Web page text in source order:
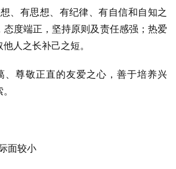
想、有思想、有纪律、有自信和自知之
态度端正，坚持原则及责任感强；热爱
人之长补己之短。
、尊敬正直的友爱之心，善于培养兴
面较小